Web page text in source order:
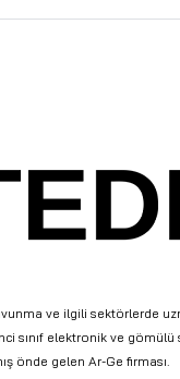
ve ilgili sektörlerde
sınıf elektronik ve
önde gelen Ar-Ge firması.